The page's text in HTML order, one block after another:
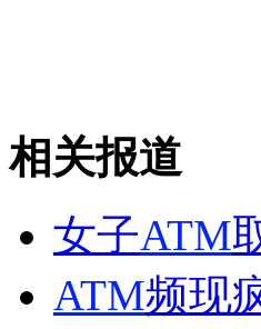
山西运城恶犬咬伤多人 警
相关报道
女子ATM
ATM频现